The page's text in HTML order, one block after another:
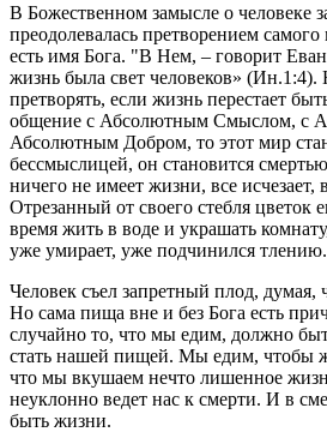
В Божественном замысле о человеке
преодолевалась претворением
есть имя Бога. "В Нем, – говорит
жизнь была свет человеков»
претворять, если жизнь перестает
общение с Абсолютным Смыслом, с
Абсолютным Добром, то этот мир
бессмыслицей, он становится
ничего не имеет жизни, все исчезает,
Отрезанный от своего стебля цветок
время жить в воде и украшать
уже умирает, уже подчинился тлению.
Человек съел запретный плод, думая,
Но сама пища вне и без Бога есть
случайно то, что мы едим, должно
стать нашей пищей. Мы едим, чтобы
что мы вкушаем нечто лишенное
неуклонно ведет нас к смерти. И в
быть жизни.